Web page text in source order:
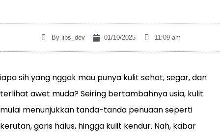
Bylips_dev 01/10/2025 11:09 am
iapa sih yang nggak mau punya kulit sehat, segar, dan
terlihat awet muda? Seiring bertambahnya usia, kulit
mulai menunjukkan tanda-tanda penuaan seperti
kerutan, garis halus, hingga kulit kendur. Nah, kabar